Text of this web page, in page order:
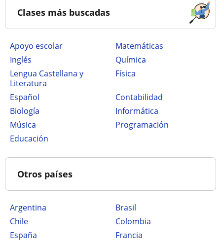
Clases más buscadas
Apoyo escolar
Matemáticas
Inglés
Química
Lengua Castellana y
Literatura
Física
Español
Contabilidad
Biología
Informática
Música
Programación
Educación
Otros países
Argentina
Brasil
Chile
Colombia
España
Francia